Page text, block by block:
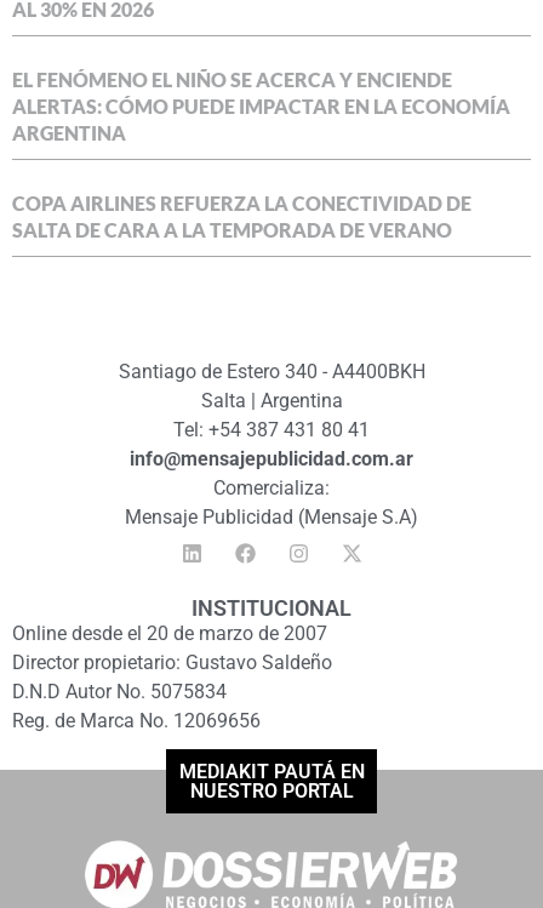
AL 30% EN 2026
EL FENÓMENO EL NIÑO SE ACERCA Y ENCIENDE
ALERTAS: CÓMO PUEDE IMPACTAR EN LA ECONOMÍA
ARGENTINA
COPA AIRLINES REFUERZA LA CONECTIVIDAD DE
SALTA DE CARA A LA TEMPORADA DE VERANO
Santiago de Estero 340 - A4400BKH
Salta | Argentina
Tel: +54 387 431 80 41
info@mensajepublicidad.com.ar
Comercializa:
Mensaje Publicidad (Mensaje S.A)
INSTITUCIONAL
Online desde el 20 de marzo de 2007
Director propietario: Gustavo Saldeño
D.N.D Autor No. 5075834
Reg. de Marca No. 12069656
MEDIAKIT PAUTÁ EN
NUESTRO PORTAL